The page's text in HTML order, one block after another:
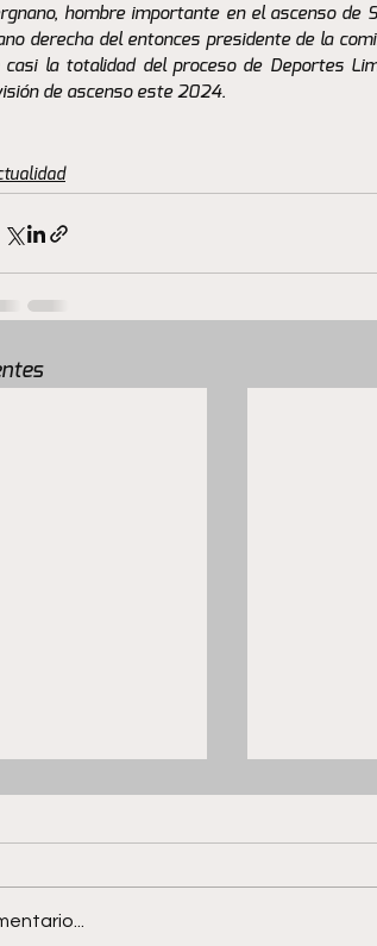
hombre importante en el ascenso de
derecha del entonces presidente de la
casi la totalidad del proceso de Deportes
de ascenso este 2024.